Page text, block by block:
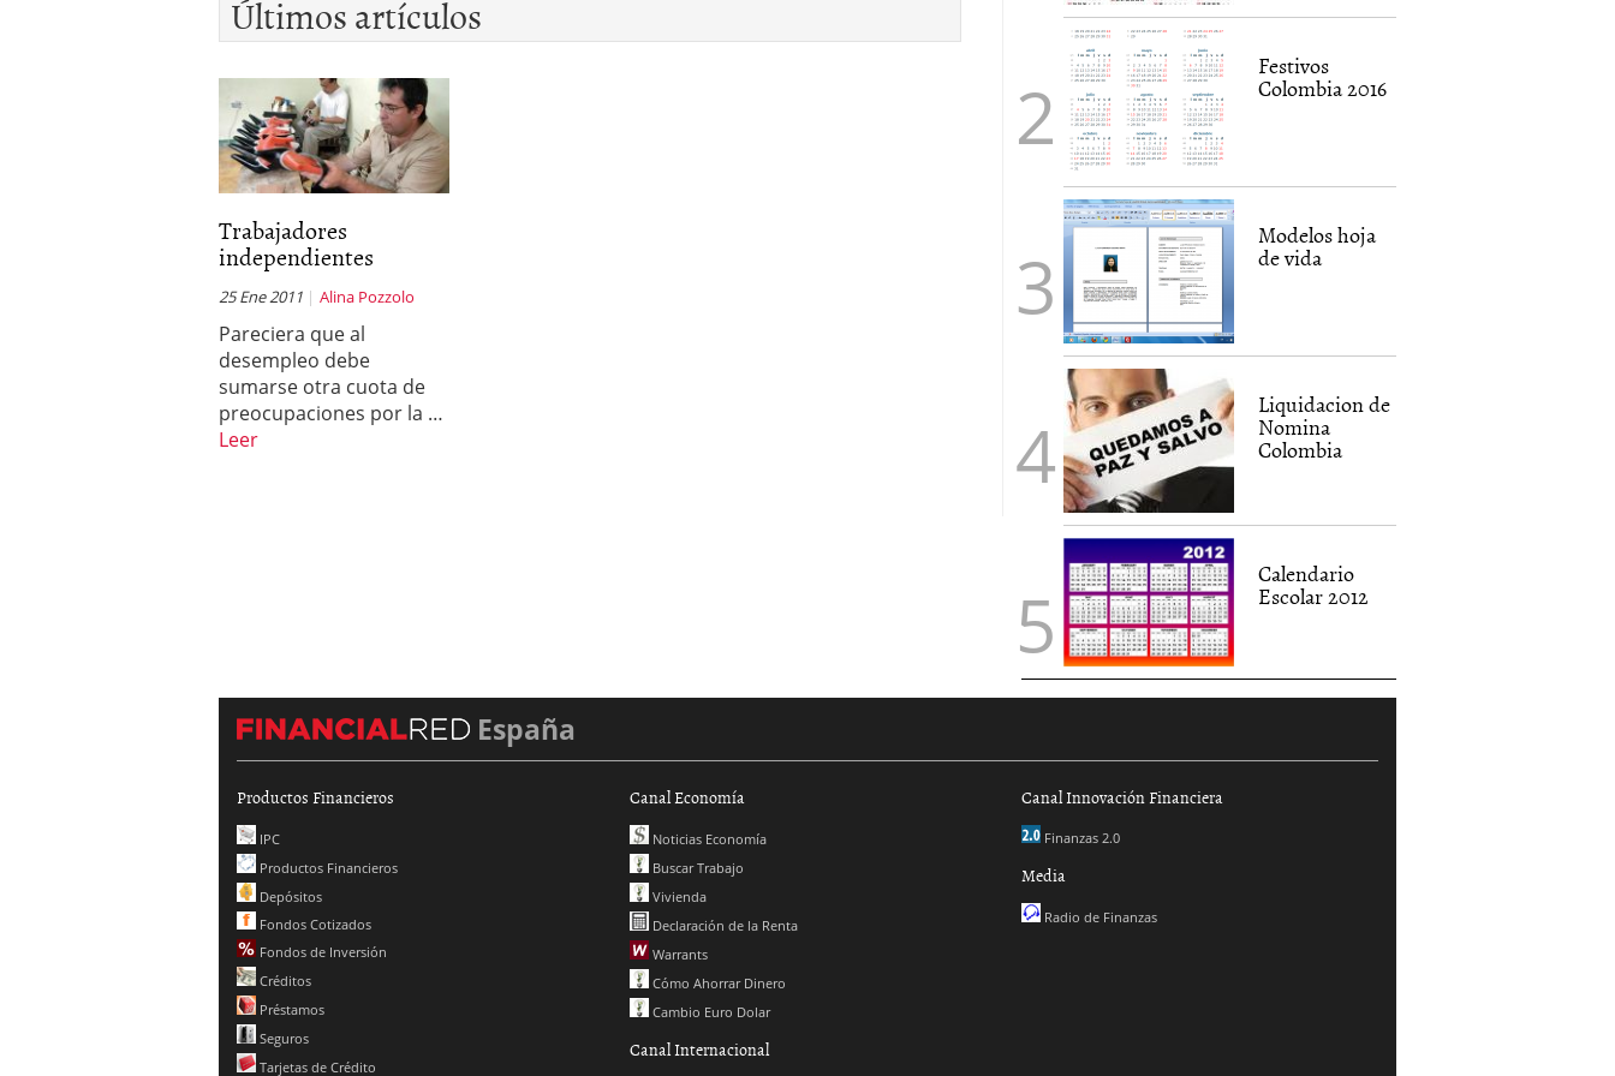
Últimos artículos
Trabajadores
independientes
25 Ene 2011 Alina Pozzolo
Pareciera que al
desempleo debe
sumarse otra cuota de
preocupaciones por la …
Leer
Festivos
Colombia 2016
Modelos hoja
de vida
Liquidacion de
Nomina
Colombia
Calendario
Escolar 2012
España
Productos Financieros
IPC
Productos Financieros
Depósitos
Fondos Cotizados
Fondos de Inversión
Créditos
Préstamos
Seguros
Tarjetas de Crédito
Canal Economía
Noticias Economía
Buscar Trabajo
Vivienda
Declaración de la Renta
Warrants
Cómo Ahorrar Dinero
Cambio Euro Dolar
Canal Internacional
Canal Innovación Financiera
Finanzas 2.0
Media
Radio de Finanzas